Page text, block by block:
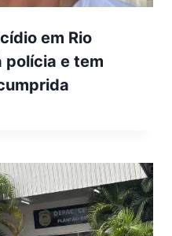
em Rio
polícia e tem